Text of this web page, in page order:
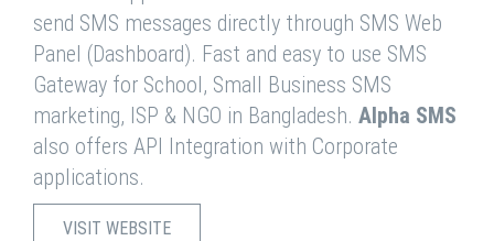
send SMS messages directly through SMS Web
Panel (Dashboard). Fast and easy to use SMS
Gateway for School, Small Business SMS
marketing, ISP & NGO in Bangladesh. Alpha SMS
also offers API Integration with Corporate
applications.
VISIT WEBSITE